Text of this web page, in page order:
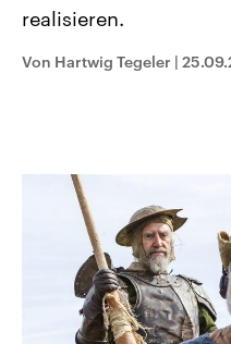
Umfragen, Prognosen,
und Hintergründe zu den
und Kandidaten der
Sendungen
realisieren.
Von Hartwig Tegeler |